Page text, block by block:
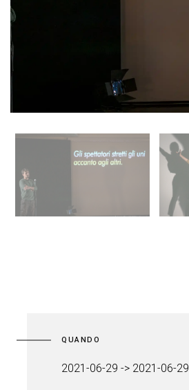
QUANDO
2021-06-29 -> 2021-06-29